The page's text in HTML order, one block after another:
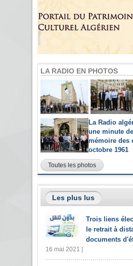
LA RADIO EN PHOTOS
La Radio
une minute
mémoire des
octobre 1961
Toutes les photos
Les plus lus
Trois liens
le retrait à
documents
16 mai 2021 |